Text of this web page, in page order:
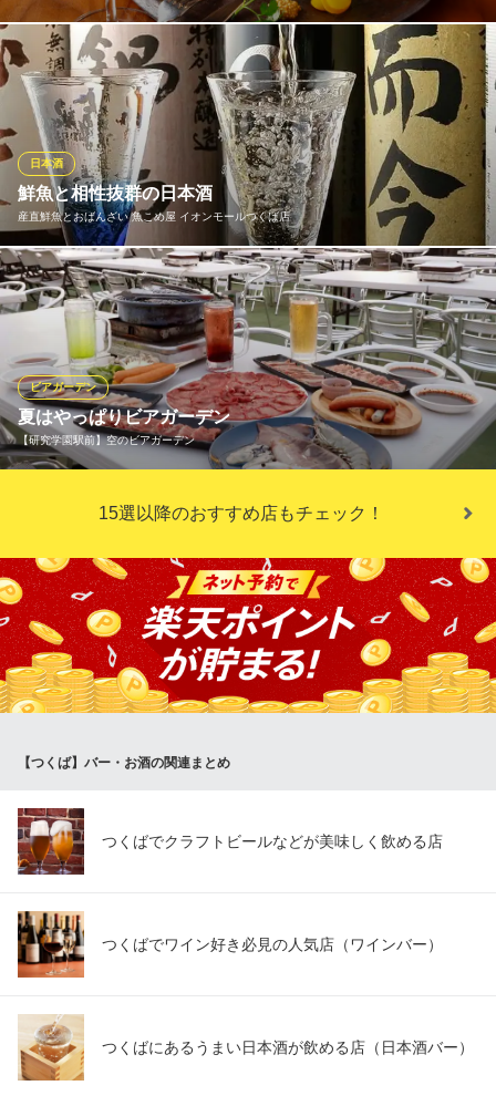
炭火焼居酒屋
つくばエクスプレス研究学園駅北口 徒歩4分
茨城県つくば市研究学園5-13-11 MYUMYU2F
シェフが腕を振るう本格イタリアンには、やはり現地のワインが
最適です。定番から希少な土着品種まで、お料理に寄り添う銘柄
をソムリエが厳選。グラスワインも豊富にご用意しております。
お好みの一杯とのマリアージュをお楽しみください。
トラットリア ルッソ
トラットリア
つくばエクスプレス研究学園駅 徒歩4分
茨城県つくば市研究学園5-14-10 フロンティアコンフォート101
鮮魚と相性抜群の日本酒
産直鮮魚とおばんざい 魚こめ屋 イオンモールつくば店
日本酒
お刺身だけでなく、厳選した素材で仕立てたお料理に合う日本酒
をラインアップしました。香りの高いタイプ、軽快でなめらかな
タイプなど、さまざまなタイプがあるので、飲み比べてお気に入
りを見つける楽しみも。
産直鮮魚とおばんざい 魚こめ屋 イオンモールつくば店
新鮮鮮魚のレストラン
ＪＲ常磐線荒川沖駅 徒歩41分
夏はやっぱりビアガーデン
【研究学園駅前】空のビアガーデン
ビアガーデン
夏の飲み会イベントといえば、美味しいビールが楽しめる”ビアガ
ーデン”！！キンキンに冷えたビールでの乾杯が格別！！屋上の開
の楽しみを思う存分楽しみましょう！
【研究学園駅前】空のビアガーデン
研究学園ビアガーデン
つくばエクスプレス研究学園駅 徒歩2分
茨城県つくば市研究学園5-8-3 アルファビル屋上
15選以降のおすすめ店もチェック！
【つくば】バー・お酒の関連まとめ
つくばでクラフトビールなどが美味しく飲める店
つくばでワイン好き必見の人気店（ワインバー）
つくばにあるうまい日本酒が飲める店（日本酒バー）